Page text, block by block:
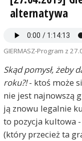
alternatywa
GIERMASZ-Program z
Skąd pomysł, żeby
roku?!- ktoś może
nie jest najnowszą
ją znowu legalnie
to pozycja kultowa
(który przecież ta